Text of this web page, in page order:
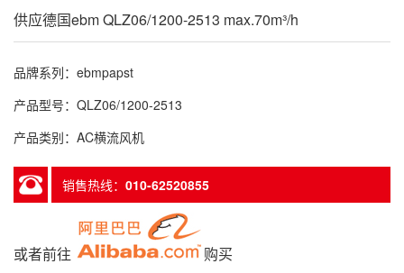
供应德国ebm QLZ06/1200-2513 max.70m³/h
品牌系列：ebmpapst
产品型号：QLZ06/1200-2513
产品类别：AC横流风机
销售热线： 010-62520855
或者前往 购买